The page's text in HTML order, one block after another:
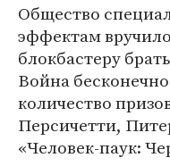
Общество
эффектам
блокбастеру
Война
количество
Персичетти,
«Человек-паук: